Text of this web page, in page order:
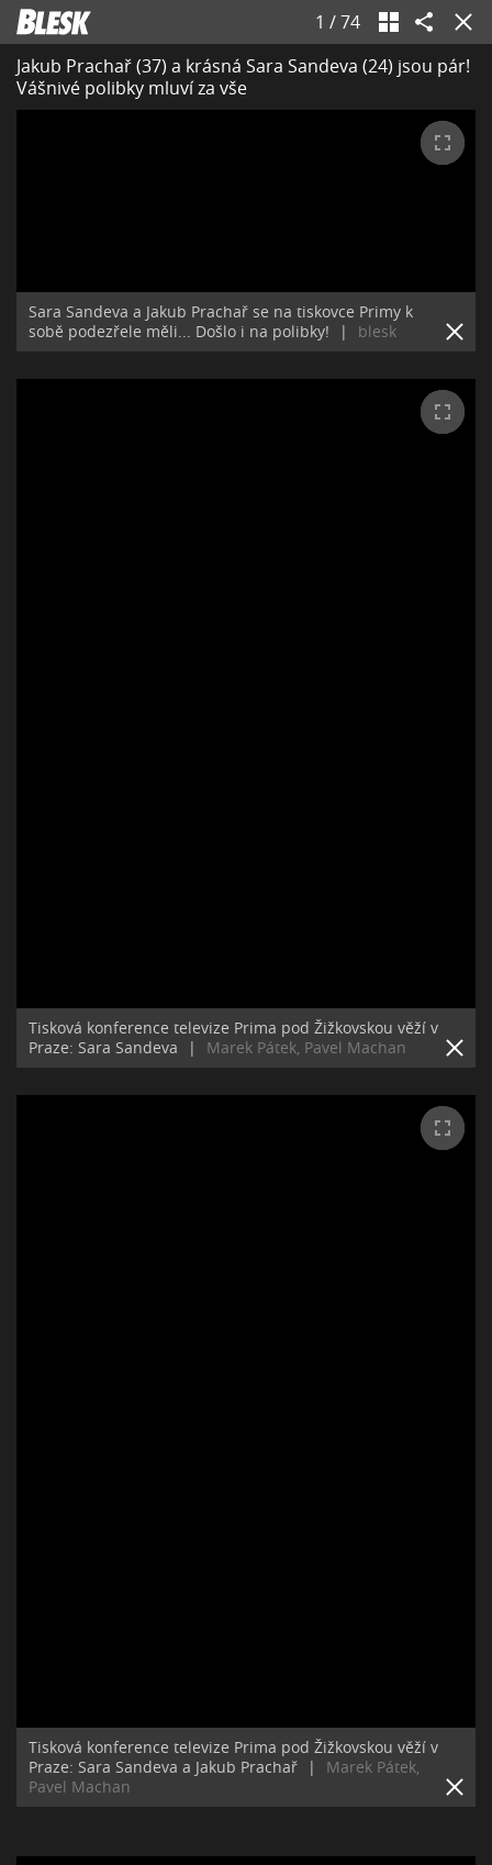
1 /74
Jakub Prachař (37) a krásná Sara Sandeva (24) jsou pár!
Vášnivé polibky mluví za vše
Sara Sandeva a Jakub Prachař se na tiskovce Primy k
sobě podezřele měli... Došlo i na polibky!
| blesk
Tisková konference televize Prima pod Žižkovskou věží v
Praze: Sara Sandeva
| Marek Pátek, Pavel Machan
Tisková konference televize Prima pod Žižkovskou věží v
Praze: Sara Sandeva a Jakub Prachař
|
Marek Pátek,
Pavel Machan